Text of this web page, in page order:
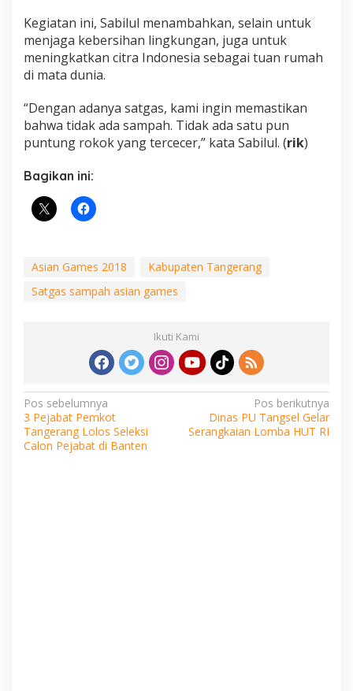
Kegiatan ini, Sabilul menambahkan, selain untuk
menjaga kebersihan lingkungan, juga untuk
meningkatkan citra Indonesia sebagai tuan rumah
di mata dunia.
“Dengan adanya satgas, kami ingin memastikan
bahwa tidak ada sampah. Tidak ada satu pun
puntung rokok yang tercecer,” kata Sabilul. (rik)
Bagikan ini:
Asian Games 2018
Kabupaten Tangerang
Satgas sampah asian games
Ikuti Kami
Navigasi
pos
Pos sebelumnya
3 Pejabat Pemkot
Tangerang Lolos Seleksi
Calon Pejabat di Banten
Pos berikutnya
Dinas PU Tangsel Gelar
Serangkaian Lomba HUT RI